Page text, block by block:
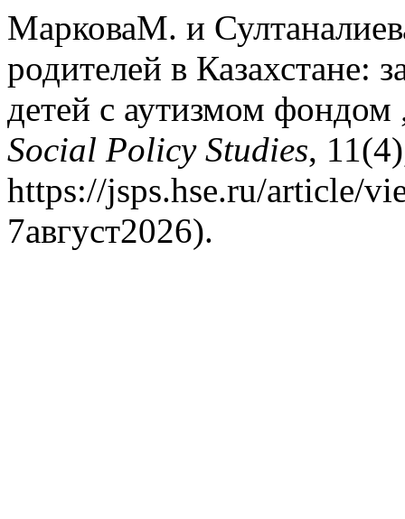
МарковаМ. и
родителей в Казахстане:
детей с аутизмом
Social Policy Studies,
https://jsps.hse.ru/article/
7август2026).